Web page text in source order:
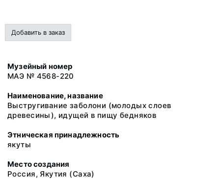
Добавить в заказ
Музейный номер
МАЭ № 4568-220
Наименование, название
Выстругивание заболони (молодых слоев
древесины), идущей в пищу бедняков
Этническая принадлежность
якуты
Место создания
Россия, Якутия (Саха)